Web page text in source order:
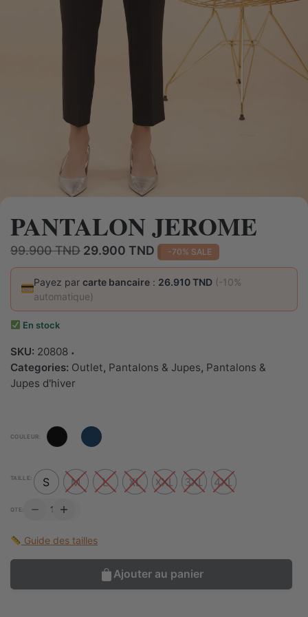
PANTALON JEROME
99.900TND Le
prix
initial
était :
99.900 TND.
29.900 TND Le
prix
actuel
29.900 TND.
-70% SALE
Payez parcarte bancaire : 26.910 TND (-10%
automatique)
En stock
SKU: 20808
Categories: Outlet, Pantalons & Jupes, Pantalons &
Jupes d'hiver
QTE:
JEROME
COULEUR:
TAILLE: S M L XL XXL 3XL 4XL
Guide des tailles
Ajouter au panier